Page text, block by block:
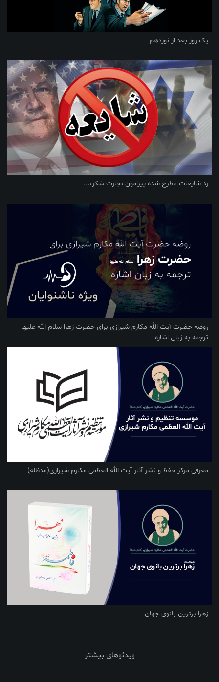
یک روز بعد از نوزدهم
رد شایعات مطرح شده پیرامون تجارت شکر،...
روضه حضرت آیت الله مکارم شیرازی برای حضرت زهرا سلام الله علیها
ترجمه به زبان اشاره
معرفی مرکز حفظ و نشر آثار آیت الله العظمی مکارم شیرازی(مدظله)
زهرا برترین بانوی جهان
ویدئوهای بیشتر